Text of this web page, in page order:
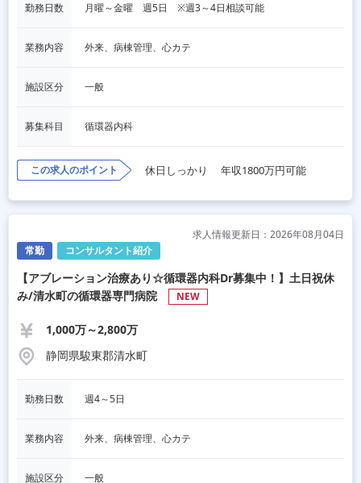
勤務日数 月曜～金曜　週5日　※週3～4日相談可能
業務内容 外来、病棟管理、心カテ
施設区分 一般
募集科目 循環器内科
この求人のポイント 休日しっかり 年収1800万円可能
常勤 コンサルタント紹介
求人情報更新日：2026年08月04日
【アブレーション治療あり☆循環器内科Dr募集中！】土日祝休
み/清水町の循環器専門病院
NEW
1,000万～2,800万
静岡県駿東郡清水町
勤務日数 週4～5日
業務内容 外来、病棟管理、心カテ
施設区分 一般